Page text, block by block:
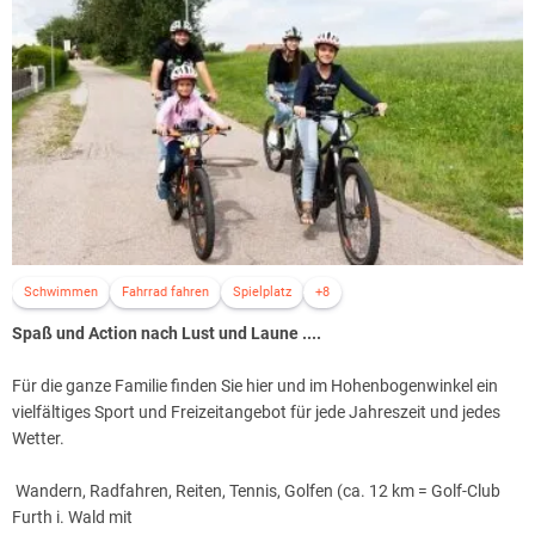
Schwimmen Fahrrad fahren Spielplatz +8
Spaß und Action nach Lust und Laune ....
Für die ganze Familie finden Sie hier und im Hohenbogenwinkel ein
vielfältiges Sport und Freizeitangebot für jede Jahreszeit und jedes
Wetter.
Wandern, Radfahren, Reiten, Tennis, Golfen (ca. 12 km = Golf-Club
Furth i. Wald mit